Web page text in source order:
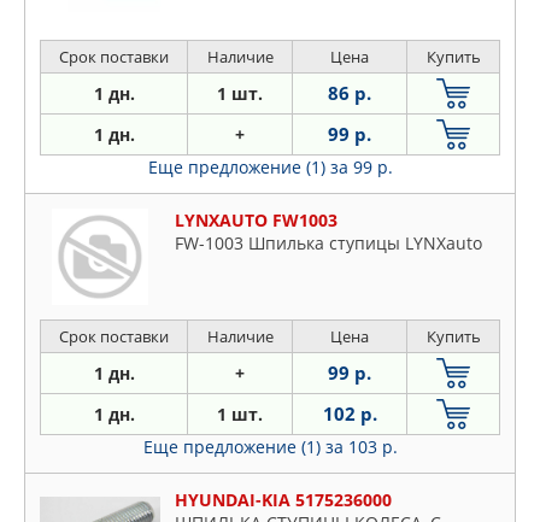
Срок поставки Наличие Цена Купить
1 дн. 1 шт. 86 р.
1 дн. + 99 р.
Еще предложение (1) за 99 р.
LYNXAUTO FW1003
FW-1003 Шпилька ступицы LYNXauto
Срок поставки Наличие Цена Купить
1 дн. + 99 р.
1 дн. 1 шт. 102 р.
Еще предложение (1) за 103 р.
HYUNDAI-KIA 5175236000